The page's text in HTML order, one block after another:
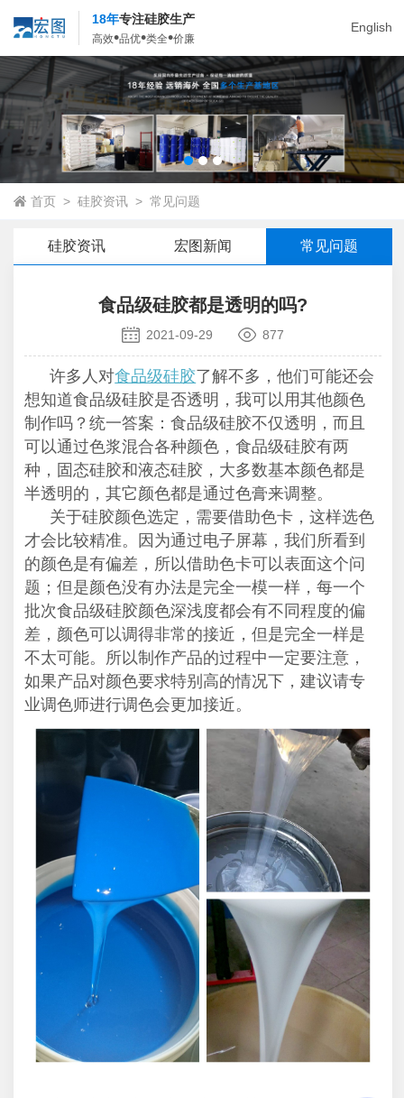
English
18年专注硅胶生产
高效•品优•类全•价廉
首页 > 硅胶资讯 > 常见问题
硅胶资讯 宏图新闻 常见问题
食品级硅胶都是透明的吗?
2021-09-29 877
许多人对食品级硅胶了解不多，他们可能还会
想知道食品级硅胶是否透明，我可以用其他颜色
制作吗？统一答案：食品级硅胶不仅透明，而且
可以通过色浆混合各种颜色，食品级硅胶有两
种，固态硅胶和液态硅胶，大多数基本颜色都是
半透明的，其它颜色都是通过色膏来调整。
关于硅胶颜色选定，需要借助色卡，这样选色
才会比较精准。因为通过电子屏幕，我们所看到
的颜色是有偏差，所以借助色卡可以表面这个问
题；但是颜色没有办法是完全一模一样，每一个
批次食品级硅胶颜色深浅度都会有不同程度的偏
差，颜色可以调得非常的接近，但是完全一样是
不太可能。所以制作产品的过程中一定要注意，
如果产品对颜色要求特别高的情况下，建议请专
业调色师进行调色会更加接近。